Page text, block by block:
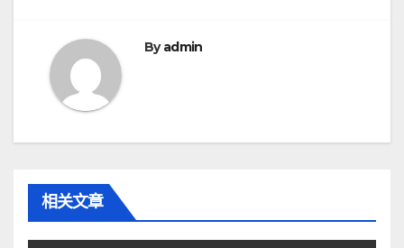
航
Byadmin
相关文章